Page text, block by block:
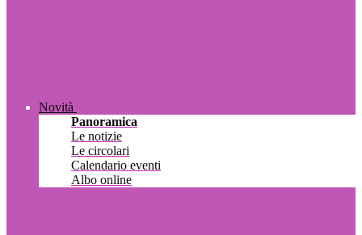
Novità
Panoramica
Le notizie
Le circolari
Calendario eventi
Albo online